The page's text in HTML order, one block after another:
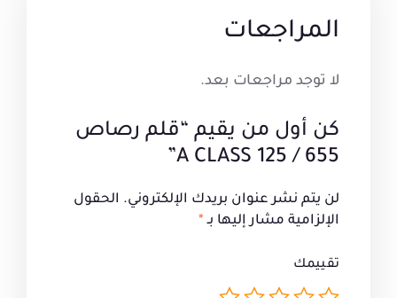
المراجعات
لا توجد مراجعات بعد.
كن أول من يقيم “قلم رصاص
655 / 125 A CLASS”
لن يتم نشر عنوان بريدك الإلكتروني. الحقول
الإلزامية مشار إليها بـ *
تقييمك